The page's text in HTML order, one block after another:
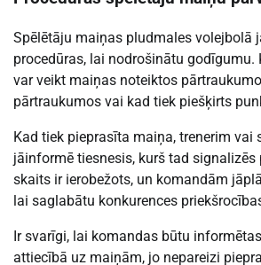
Spēlētāju maiņas pludmales volejbolā
procedūras, lai nodrošinātu godīgumu.
var veikt maiņas noteiktos
pārtraukumos vai kad tiek piešķirts
Kad tiek pieprasīta maiņa, trenerim vai
jāinformē tiesnesis, kurš tad
skaits ir ierobežots, un komandām
lai saglabātu konkurences
Ir svarīgi, lai komandas būtu
attiecībā uz maiņām, jo nepareizi